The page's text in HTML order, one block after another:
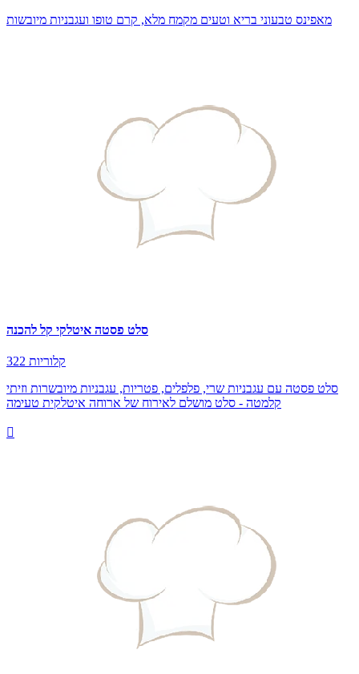
מאפינס טבעוני בריא וטעים מקמח מלא, קרם טופו ועגבניות מיובשות
סלט פסטה איטלקי קל להכנה
322 קלוריות
סלט פסטה עם עגבניות שרי, פלפלים, פטריות, עגבניות מיובשרות וזיתי
קלמטה - סלט מושלם לאירוח של ארוחה איטלקית טעימה
